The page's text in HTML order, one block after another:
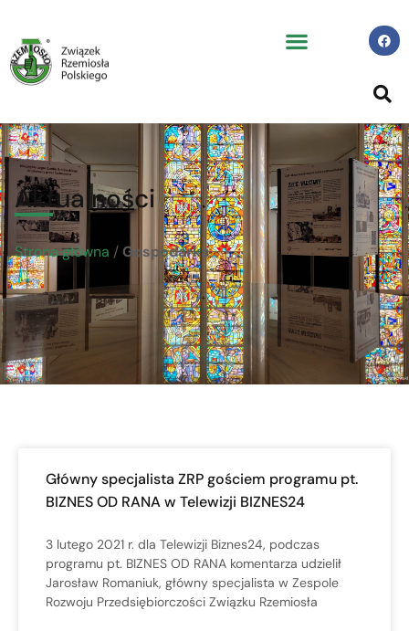
Aktualności
Strona główna / Gospodarka
Główny specjalista ZRP gościem programu pt.
BIZNES OD RANA w Telewizji BIZNES24
3 lutego 2021 r. dla Telewizji Biznes24, podczas
programu pt. BIZNES OD RANA komentarza udzielił
Jarosław Romaniuk, główny specjalista w Zespole
Rozwoju Przedsiębiorczości Związku Rzemiosła